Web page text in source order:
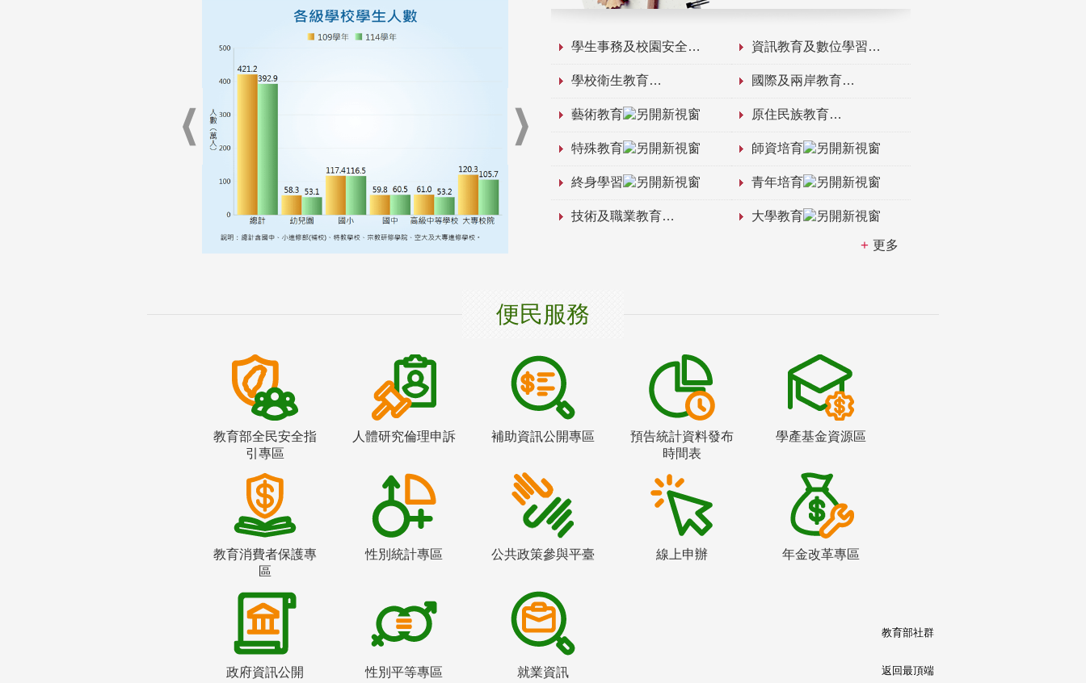
學生事務及校園安全 資訊教育及數位學習
學校衛生教育 國際及兩岸教育
藝術教育 原住民族教育
特殊教育 師資培育
終身學習 青年培育
技術及職業教育 大學教育
更多
便民服務
教育部全民安全指
引專區
人體研究倫理申訴 補助資訊公開專區
預告統計資料發布
時間表
學產基金資源區
教育消費者保護專
區
性別統計專區 公共政策參與平臺 線上申辦 年金改革專區
政府資訊公開 性別平等專區 就業資訊
教育部社群
返回最頂端